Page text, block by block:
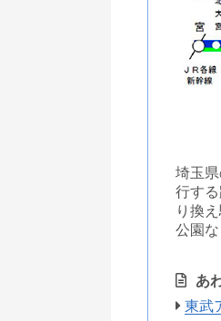
埼玉
行す
り換
公園
あ
東武